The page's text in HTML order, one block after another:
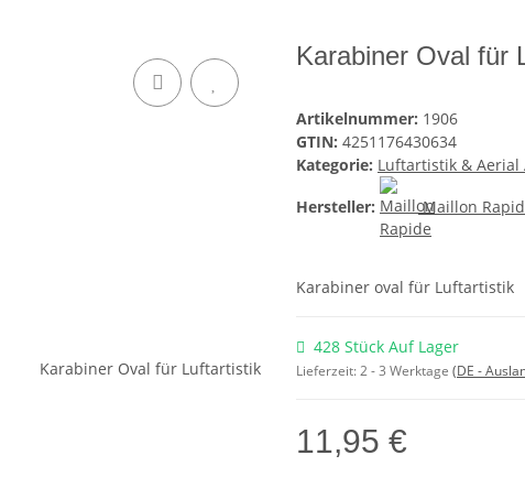
Karabiner Oval für
Artikelnummer: 1906
GTIN: 4251176430634
Kategorie: Luftartistik & Aerial
Hersteller:
Maillon
Karabiner oval für Luftartistik
428 Stück Auf Lager
Lieferzeit:2 - 3 Werktage (DE -
11,95 €